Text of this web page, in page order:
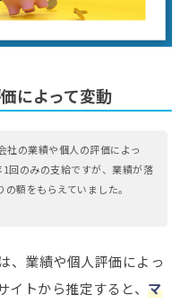
によって変動
社の業績や個人の評価によっ
回のみの支給ですが、業績が落
額をもらえていました。
、業績や個人評価によっ
トから推定すると、 マ